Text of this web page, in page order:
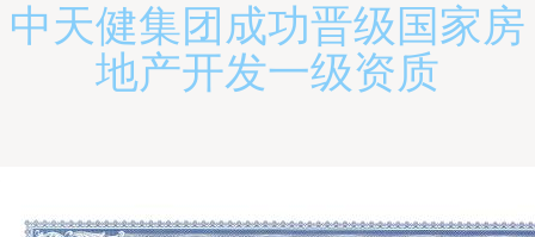
中天健集团成功晋级国家房
地产开发一级资质